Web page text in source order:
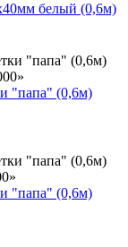
белый (0,6м)
"папа" (0,6м)
"папа" (0,6м)